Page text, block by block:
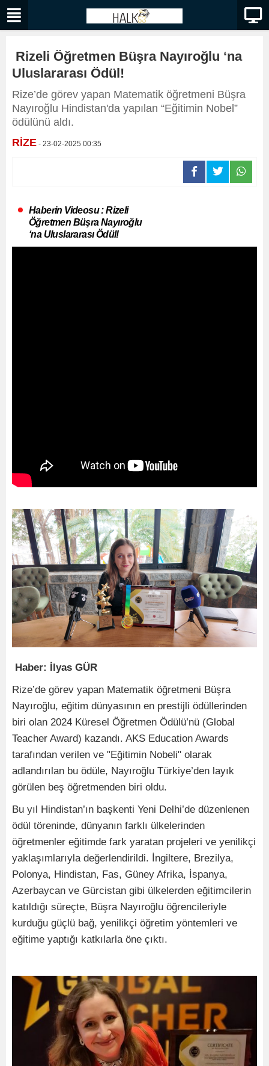
Rizeli Öğretmen Büşra Nayıroğlu ‘na
Uluslararası Ödül!
Rize’de görev yapan Matematik öğretmeni Büşra
Nayıroğlu Hindistan'da yapılan “Eğitimin Nobel”
ödülünü aldı.
RİZE - 23-02-2025 00:35
Haberin Videosu : Rizeli
Öğretmen Büşra Nayıroğlu
‘na Uluslararası Ödül!
Haber: İlyas GÜR
Rize’de görev yapan Matematik öğretmeni Büşra
Nayıroğlu, eğitim dünyasının en prestijli ödüllerinden
biri olan 2024 Küresel Öğretmen Ödülü’nü (Global
Teacher Award) kazandı. AKS Education Awards
tarafından verilen ve "Eğitimin Nobeli" olarak
adlandırılan bu ödüle, Nayıroğlu Türkiye’den layık
görülen beş öğretmenden biri oldu.
Bu yıl Hindistan’ın başkenti Yeni Delhi’de düzenlenen
ödül töreninde, dünyanın farklı ülkelerinden
öğretmenler eğitimde fark yaratan projeleri ve yenilikçi
yaklaşımlarıyla değerlendirildi. İngiltere, Brezilya,
Polonya, Hindistan, Fas, Güney Afrika, İspanya,
Azerbaycan ve Gürcistan gibi ülkelerden eğitimcilerin
katıldığı süreçte, Büşra Nayıroğlu öğrencileriyle
kurduğu güçlü bağ, yenilikçi öğretim yöntemleri ve
eğitime yaptığı katkılarla öne çıktı.